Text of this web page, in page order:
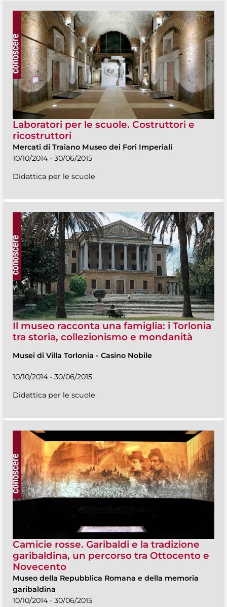
Laboratori per le scuole. Costruttori e
ricostruttori
Mercati di Traiano Museo dei Fori Imperiali
10/10/2014 - 30/06/2015
Didattica per le scuole
Il museo racconta una famiglia: i Torlonia
tra storia, collezionismo e mondanità
Musei di Villa Torlonia - Casino Nobile
10/10/2014 - 30/06/2015
Didattica per le scuole
Camicie rosse. Garibaldi e la tradizione
garibaldina, un percorso tra Ottocento e
Novecento
Museo della Repubblica Romana e della memoria
garibaldina
10/10/2014 - 30/06/2015